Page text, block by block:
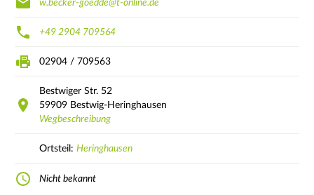
w.becker-goedde@t-online.de
+49 2904 709564
02904 / 709563
Bestwiger Str. 52
59909 Bestwig-Heringhausen
Wegbeschreibung
Ortsteil: Heringhausen
Nicht bekannt